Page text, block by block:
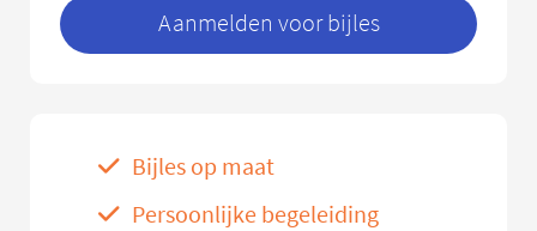
Aanmelden voor bijles
Bijles op maat
Persoonlijke begeleiding